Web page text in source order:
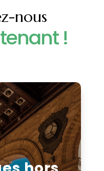
nous
!